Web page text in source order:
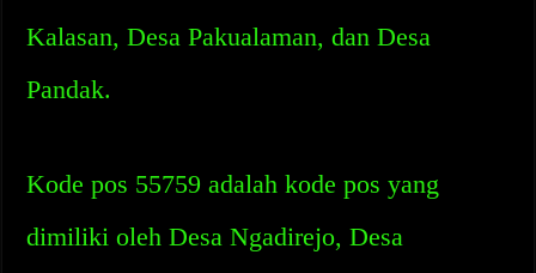
Kalasan, Desa Pakualaman, dan Desa
Pandak.
Kode pos 55759 adalah kode pos yang
dimiliki oleh Desa Ngadirejo, Desa